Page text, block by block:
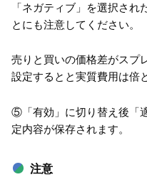
「ネガティブ」を選択され
とにも注意してください。
売りと買いの価格差がスプ
設定するとと実質費用は倍
⑤「有効」に切り替え後「
定内容が保存されます。
注意